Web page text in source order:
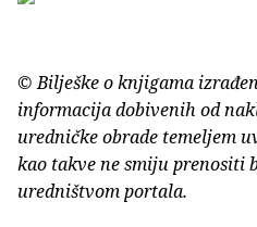
© Bilješke o knjigama
informacija dobivenih od
uredničke obrade temeljem
kao takve ne smiju prenositi
uredništvom portala.